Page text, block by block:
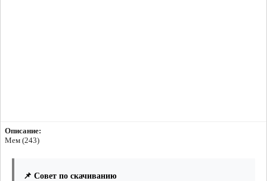
Описание:
Мем (243)
📌 Совет по скачиванию